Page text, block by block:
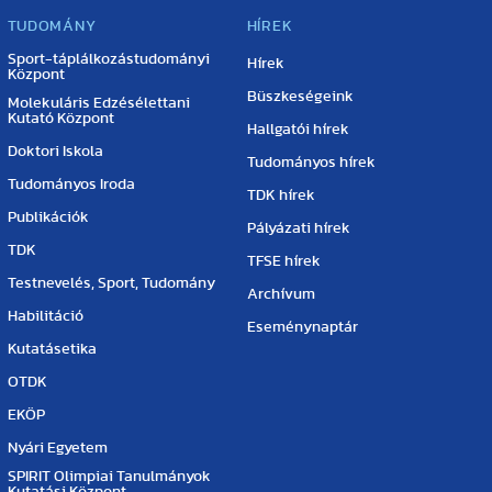
TUDOMÁNY
Sport-táplálkozástudományi
Központ
Molekuláris Edzésélettani
Kutató Központ
Doktori Iskola
Tudományos Iroda
Publikációk
TDK
Testnevelés, Sport, Tudomány
Habilitáció
Kutatásetika
OTDK
EKÖP
Nyári Egyetem
SPIRIT Olimpiai Tanulmányok
HÍREK
Hírek
Büszkeségeink
Hallgatói hírek
Tudományos hírek
TDK hírek
Pályázati hírek
TFSE hírek
Archívum
Eseménynaptár